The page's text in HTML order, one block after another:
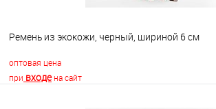
Ремень из экокожи, черный, шириной 6 см
оптовая цена
при входена сайт